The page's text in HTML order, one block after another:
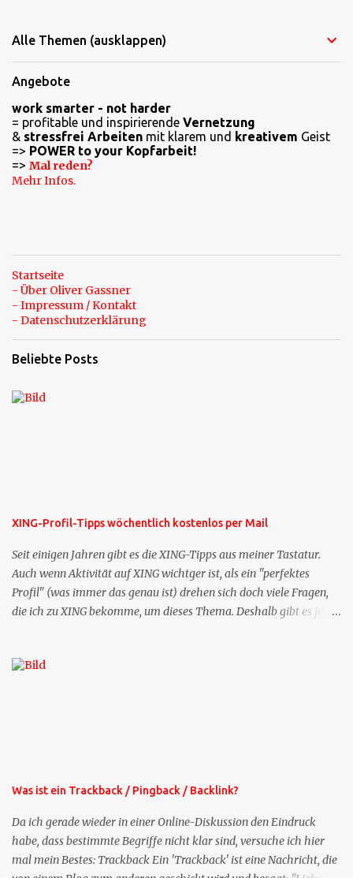
Alle Themen (ausklappen)
Angebote
work smarter - not harder
= profitable und inspirierende Vernetzung
& stressfrei Arbeiten mit klarem und kreativem Geist
=> POWER to your Kopfarbeit!
=> Mal reden?
Mehr Infos.
Startseite
- Über Oliver Gassner
- Impressum / Kontakt
- Datenschutzerklärung
Beliebte Posts
XING-Profil-Tipps wöchentlich kostenlos per Mail
Seit einigen Jahren gibt es die XING-Tipps aus meiner Tastatur.
Auch wenn Aktivität auf XING wichtger ist, als ein "perfektes
Profil" (was immer das genau ist) drehen sich doch viele Fragen,
die ich zu XING bekomme, um dieses Thema. Deshalb gibt es jetzt
bekommen Sie kostenlos eine weitere Folge. Die Startsequenz ist 16
Was ist ein Trackback / Pingback / Backlink?
Da ich gerade wieder in einer Online-Diskussion den Eindruck
habe, dass bestimmte Begriffe nicht klar sind, versuche ich hier
mal mein Bestes: Trackback Ein 'Trackback' ist eine Nachricht, die